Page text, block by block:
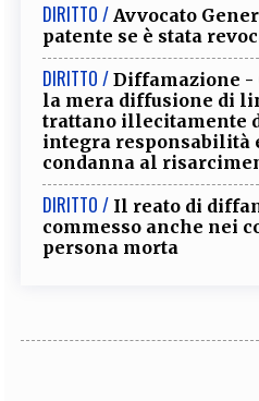
DIRITTO / Avvocato
patente se è stata
DIRITTO / Diffamazione -
la mera diffusione di
trattano illecitamente
integra responsabilità
condanna al
DIRITTO / Il reato di
commesso anche nei
persona morta